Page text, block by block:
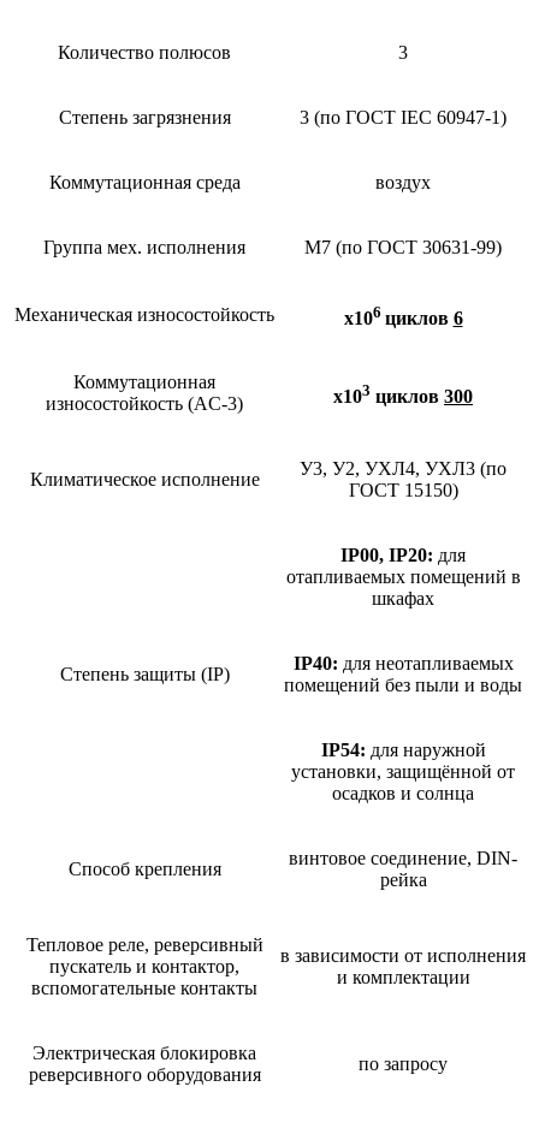
Количество полюсов 3
Степень загрязнения 3 (по ГОСТ IEC 60947-1)
Коммутационная среда воздух
Группа мех. исполнения М7 (по ГОСТ 30631-99)
Механическая износостойкость х106 циклов 6
Коммутационная
износостойкость (AC-3)
х103 циклов 300
Климатическое исполнение
У3, У2, УХЛ4, УХЛ3 (по
ГОСТ 15150)
Степень защиты (IP)
IP00, IP20: для
отапливаемых помещений в
шкафах
IP40: для неотапливаемых
помещений без пыли и воды
IP54: для наружной
установки, защищённой от
осадков и солнца
Способ крепления
винтовое соединение, DIN-
рейка
Тепловое реле, реверсивный
пускатель и контактор,
вспомогательные контакты
в зависимости от исполнения
и комплектации
Электрическая блокировка
реверсивного оборудования
по запросу